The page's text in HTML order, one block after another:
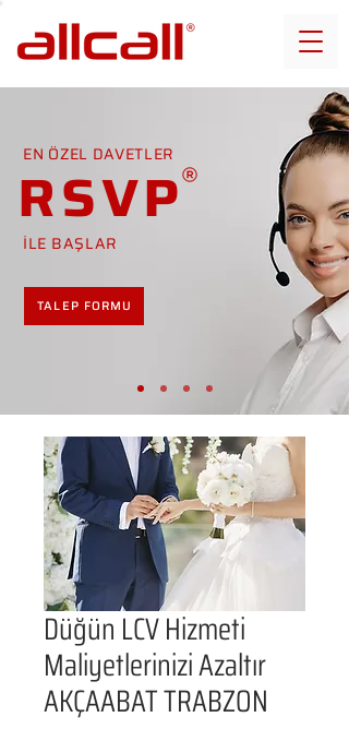
EN ÖZEL DAVETLER
RSVP
İLE BAŞLAR
TALEP FORMU
Düğün LCV Hizmeti
Maliyetlerinizi Azaltır
AKÇAABAT TRABZON